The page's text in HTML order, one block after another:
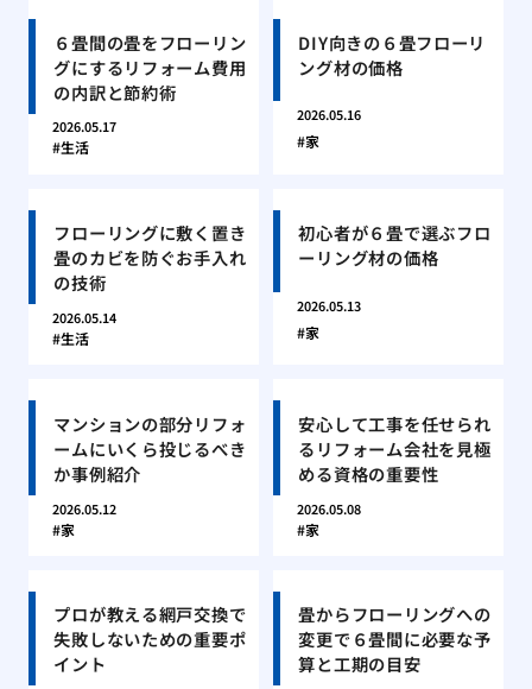
６畳間の畳をフローリン
グにするリフォーム費用
の内訳と節約術
2026.05.17
生活
DIY向きの６畳フローリ
ング材の価格
2026.05.16
家
フローリングに敷く置き
畳のカビを防ぐお手入れ
の技術
2026.05.14
生活
初心者が６畳で選ぶフロ
ーリング材の価格
2026.05.13
家
マンションの部分リフォ
ームにいくら投じるべき
か事例紹介
2026.05.12
家
安心して工事を任せられ
るリフォーム会社を見極
める資格の重要性
2026.05.08
家
プロが教える網戸交換で
失敗しないための重要ポ
イント
畳からフローリングへの
変更で６畳間に必要な予
算と工期の目安